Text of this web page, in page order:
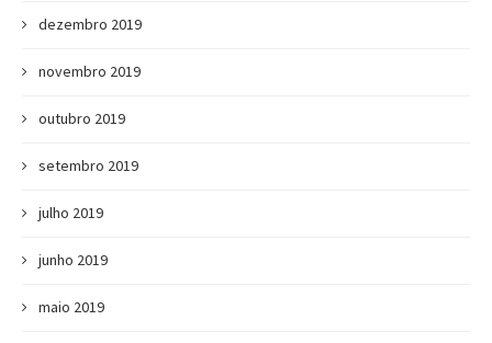
dezembro 2019
novembro 2019
outubro 2019
setembro 2019
julho 2019
junho 2019
maio 2019